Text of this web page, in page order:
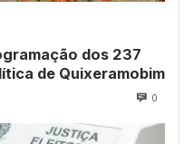
dos 237
de Quixeramobim
0